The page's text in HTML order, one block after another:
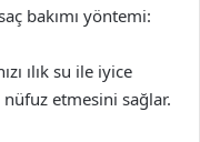
bakımı yöntemi:
ılık su ile iyice
nüfuz etmesini sağlar.